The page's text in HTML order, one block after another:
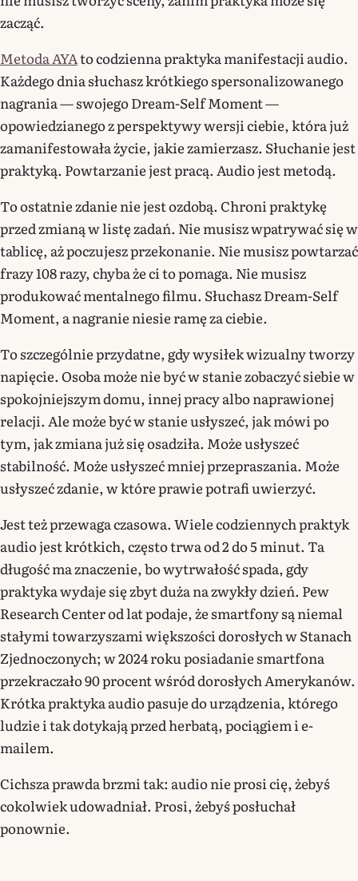
zacząć.
Metoda AYAto codzienna praktyka manifestacji audio.
Każdego dnia słuchasz krótkiego spersonalizowanego
nagrania — swojego Dream-Self Moment —
opowiedzianego z perspektywy wersji ciebie, która już
zamanifestowała życie, jakie zamierzasz. Słuchanie jest
praktyką. Powtarzanie jest pracą. Audio jest metodą.
To ostatnie zdanie nie jest ozdobą. Chroni praktykę
przed zmianą w listę zadań. Nie musisz wpatrywać się w
tablicę, aż poczujesz przekonanie. Nie musisz powtarzać
frazy 108 razy, chyba że ci to pomaga. Nie musisz
produkować mentalnego filmu. Słuchasz Dream-Self
Moment, a nagranie niesie ramę za ciebie.
To szczególnie przydatne, gdy wysiłek wizualny tworzy
napięcie. Osoba może nie być w stanie zobaczyć siebie w
spokojniejszym domu, innej pracy albo naprawionej
relacji. Ale może być w stanie usłyszeć, jak mówi po
tym, jak zmiana już się osadziła. Może usłyszeć
stabilność. Może usłyszeć mniej przepraszania. Może
usłyszeć zdanie, w które prawie potrafi uwierzyć.
Jest też przewaga czasowa. Wiele codziennych praktyk
audio jest krótkich, często trwa od 2 do 5 minut. Ta
długość ma znaczenie, bo wytrwałość spada, gdy
praktyka wydaje się zbyt duża na zwykły dzień. Pew
Research Center od lat podaje, że smartfony są niemal
stałymi towarzyszami większości dorosłych w Stanach
Zjednoczonych; w 2024 roku posiadanie smartfona
przekraczało 90 procent wśród dorosłych Amerykanów.
Krótka praktyka audio pasuje do urządzenia, którego
ludzie i tak dotykają przed herbatą, pociągiem i e-
mailem.
Cichsza prawda brzmi tak: audio nie prosi cię, żebyś
cokolwiek udowadniał. Prosi, żebyś posłuchał
ponownie.